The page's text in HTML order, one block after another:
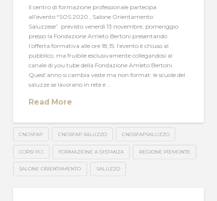
Il centro di formazione professionale partecipa
all’evento “SOS 2020 , Salone Orientamento
Saluzzese” previsto venerdì 13 novembre, pomeriggio
presso la Fondazione Amleto Bertoni presentando
l’offerta formativa alle ore 18,15: l’evento è chiuso al
pubblico, ma fruibile esclusivamente collegandosi al
canale di you tube della Fondazione Amleto Bertoni.
Quest’anno si cambia veste ma non format: le scuole del
saluzze se lavorano in rete e …
Read More
CNOSFAP CNOSFAP SALUZZO CNOSFAPSALUZZO
CORSI FCI FORMAZIONE A DISTANZA REGIONE PIEMONTE
SALONE ORIENTAMENTO SALUZZO